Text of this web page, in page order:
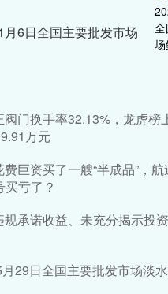
6日全国主要批发市场
门换手率32.13%，龙虎榜
万元
巨资买了一艘“半成品”，
亏了？
承诺收益、未充分揭示投
29日全国主要批发市场淡